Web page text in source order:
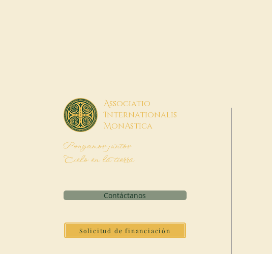
Associatio
Internationalis
MonAstica
Pongamos juntos
Cielo en la tierra
Contáctanos
Solicitud de financiación